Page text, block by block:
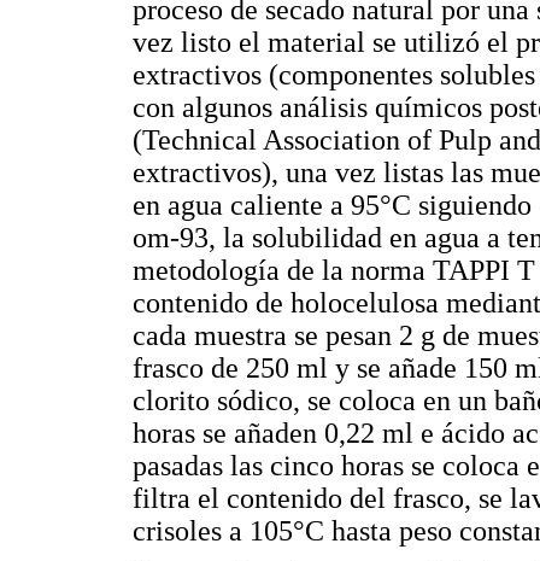
proceso de secado natural por
vez listo el material se utilizó el
extractivos (componentes
con algunos análisis químicos
(Technical Association of Pulp
extractivos), una vez listas las
en agua caliente a 95°C
om-93, la solubilidad en agua a
metodología de la norma TAPPI
contenido de holocelulosa
cada muestra se pesan 2 g de
frasco de 250 ml y se añade 150
clorito sódico, se coloca en un
horas se añaden 0,22 ml e ácido
pasadas las cinco horas se coloca
filtra el contenido del frasco, se
crisoles a 105°C hasta peso